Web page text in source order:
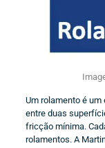
Um rolamento é
entre duas
fricção mínima.
rolamentos. A